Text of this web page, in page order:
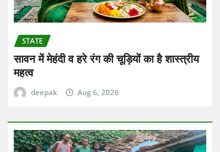
STATE
सावन में मेहंदी व हरे रंग की चूड़ियों का है शास्त्रीय
महत्व
deepak Aug 6, 2026